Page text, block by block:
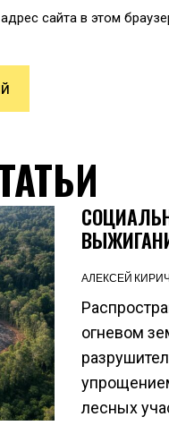
сайта в этом
АЛЕКСЕЙ
огневом
лесных